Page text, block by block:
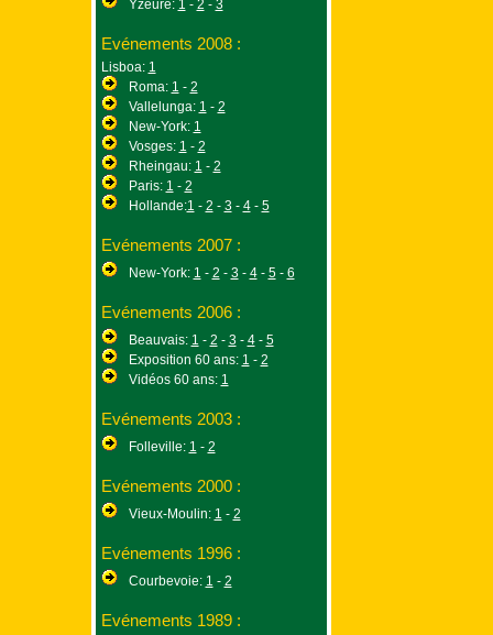
Yzeure: 1 - 2 - 3
Evénements 2008 :
Lisboa: 1
Roma: 1 - 2
Vallelunga: 1 - 2
New-York: 1
Vosges: 1 - 2
Rheingau: 1 - 2
Paris: 1 - 2
Hollande:1 - 2 - 3- 4- 5
Evénements 2007 :
New-York: 1 - 2 - 3- 4- 5- 6
Evénements 2006 :
Beauvais: 1 - 2 - 3- 4- 5
Exposition 60 ans: 1 - 2
Vidéos 60 ans: 1
Evénements 2003 :
Folleville: 1 - 2
Evénements 2000 :
Vieux-Moulin: 1 - 2
Evénements 1996 :
Courbevoie: 1 - 2
Evénements 1989 :